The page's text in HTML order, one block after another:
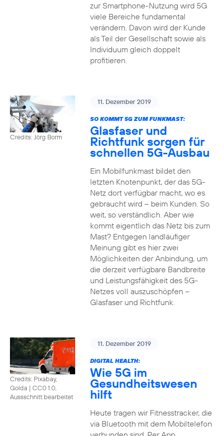
zur Smartphone-Nutzung wird 5G
viele Bereiche fundamental
verändern. Davon wird der Kunde
als Teil der Gesellschaft sowie als
Individuum gleich doppelt
profitieren.
Credits: Jörg Borm
11. Dezember 2019
SO KOMMT 5G ZUM FUNKMAST:
Glasfaser und
Richtfunk sorgen für
schnellen 5G-Ausbau
Ein Mobilfunkmast bildet den
letzten Knotenpunkt, der das 5G-
Netz dort verfügbar macht, wo es
gebraucht wird – beim Kunden. So
weit, so verständlich. Aber wie
kommt eigentlich das Netz bis zum
Mast? Entgegen landläufiger
Meinung gibt es hier zwei
Möglichkeiten der Anbindung, um
die derzeit verfügbare Bandbreite
und Leistungsfähigkeit des 5G-
Netzes voll auszuschöpfen –
Glasfaser und Richtfunk.
Credits: Pixabay,
Golda | CC0 1.0,
Aussschnitt bearbeitet
11. Dezember 2019
DIGITAL HEALTH:
Wie 5G im
Gesundheitswesen
hilft
Heute tragen wir Fitnesstracker, die
via Bluetooth mit dem Mobiltelefon